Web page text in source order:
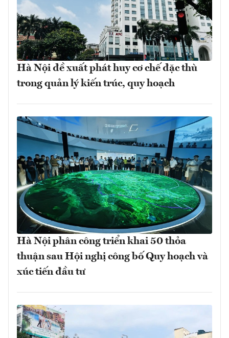
Hà Nội đề xuất phát huy cơ chế đặc thù
trong quản lý kiến trúc, quy hoạch
Hà Nội phân công triển khai 50 thỏa
thuận sau Hội nghị công bố Quy hoạch và
xúc tiến đầu tư